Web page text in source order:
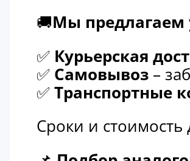
🚚Мы предлагаем
✅ Курьерская
✅ Самовывоз –
✅ Транспортные
Сроки и